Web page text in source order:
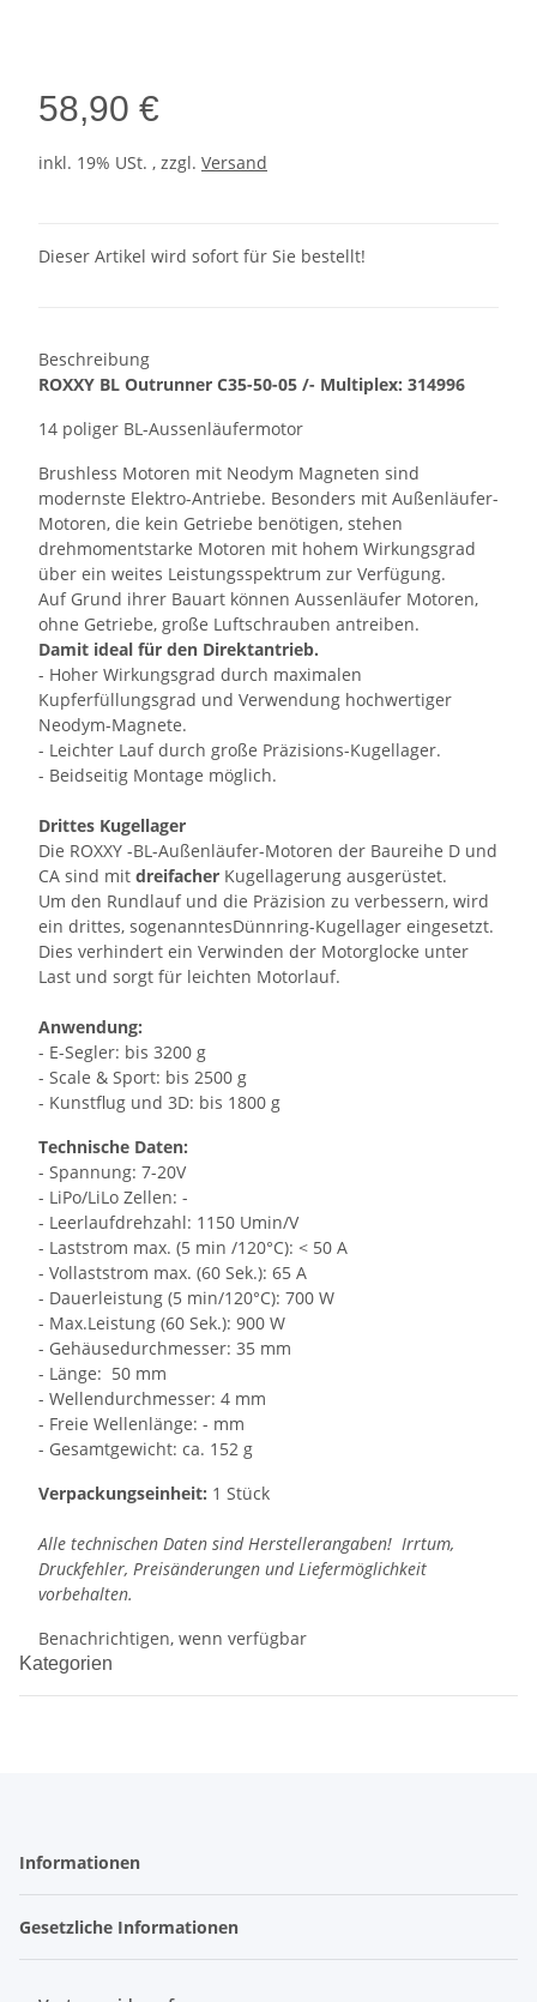
58,90 €
inkl. 19% USt. , zzgl. Versand
Dieser Artikel wird sofort für Sie bestellt!
Beschreibung
ROXXY BL Outrunner C35-50-05 /- Multiplex: 314996
14 poliger BL-Aussenläufermotor
Brushless Motoren mit Neodym Magneten sind
modernste Elektro-Antriebe. Besonders mit Außenläufer-
Motoren, die kein Getriebe benötigen, stehen
drehmomentstarke Motoren mit hohem Wirkungsgrad
über ein weites Leistungsspektrum zur Verfügung.
Auf Grund ihrer Bauart können Aussenläufer Motoren,
ohne Getriebe, große Luftschrauben antreiben.
Damit ideal für den Direktantrieb.
- Hoher Wirkungsgrad durch maximalen
Kupferfüllungsgrad und Verwendung hochwertiger
Neodym-Magnete.
- Leichter Lauf durch große Präzisions-Kugellager.
- Beidseitig Montage möglich.
Drittes Kugellager
Die ROXXY -BL-Außenläufer-Motoren der Baureihe D und
CA sind mit dreifacher Kugellagerung ausgerüstet.
Um den Rundlauf und die Präzision zu verbessern, wird
ein drittes, sogenanntesDünnring-Kugellager eingesetzt.
Dies verhindert ein Verwinden der Motorglocke unter
Last und sorgt für leichten Motorlauf.
Anwendung:
- E-Segler: bis 3200 g
- Scale & Sport: bis 2500 g
- Kunstflug und 3D: bis 1800 g
Technische Daten:
- Spannung: 7-20V
- LiPo/LiLo Zellen: -
- Leerlaufdrehzahl: 1150 Umin/V
- Laststrom max. (5 min /120°C): < 50 A
- Vollaststrom max. (60 Sek.): 65 A
- Dauerleistung (5 min/120°C): 700 W
- Max.Leistung (60 Sek.): 900 W
- Gehäusedurchmesser: 35 mm
- Länge: 50 mm
- Wellendurchmesser: 4 mm
- Freie Wellenlänge: - mm
- Gesamtgewicht: ca. 152 g
Verpackungseinheit: 1 Stück
Alle technischen Daten sind Herstellerangaben! Irrtum,
Druckfehler, Preisänderungen und Liefermöglichkeit
vorbehalten.
Benachrichtigen, wenn verfügbar
Kategorien
Informationen
Gesetzliche Informationen